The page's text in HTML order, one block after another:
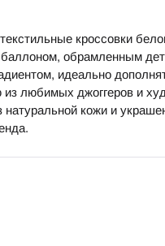
кроссовки
обрамленным
идеально
любимых джоггеров и
натуральной кожи и